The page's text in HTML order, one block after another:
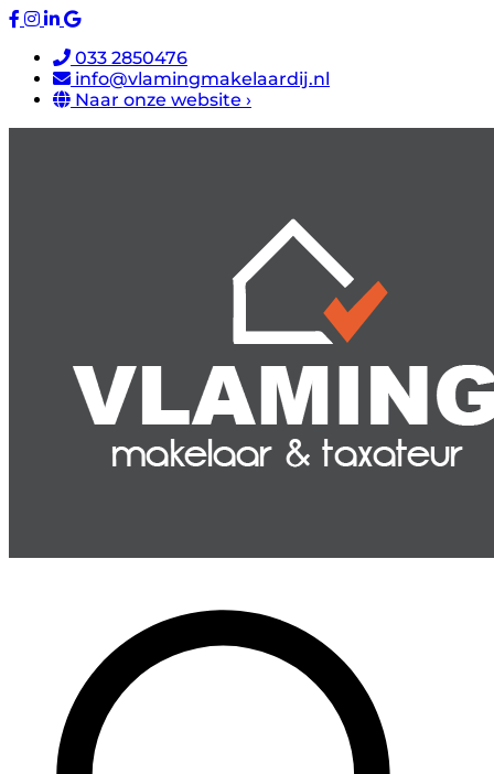
033 2850476
info@vlamingmakelaardij.nl
Naar onze website ›